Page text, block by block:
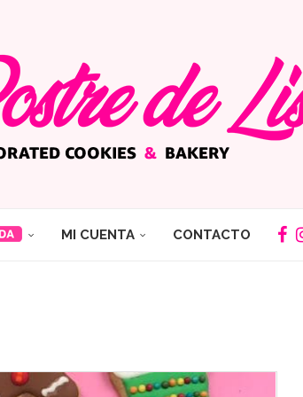
MI CUENTA CONTACTO